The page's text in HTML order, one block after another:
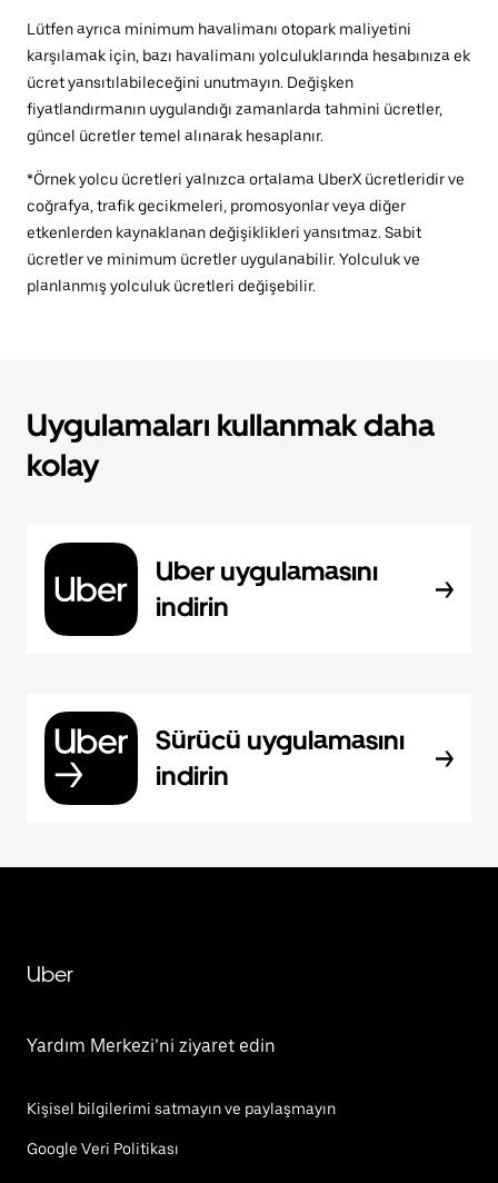
Lütfen ayrıca minimum havalimanı otopark maliyetini
karşılamak için, bazı havalimanı yolculuklarında hesabınıza ek
ücret yansıtılabileceğini unutmayın. Değişken
fiyatlandırmanın uygulandığı zamanlarda tahmini ücretler,
güncel ücretler temel alınarak hesaplanır.
*Örnek yolcu ücretleri yalnızca ortalama UberX ücretleridir ve
coğrafya, trafik gecikmeleri, promosyonlar veya diğer
etkenlerden kaynaklanan değişiklikleri yansıtmaz. Sabit
ücretler ve minimum ücretler uygulanabilir. Yolculuk ve
planlanmış yolculuk ücretleri değişebilir.
Uygulamaları kullanmak daha
kolay
Uber uygulamasını
indirin
Sürücü uygulamasını
indirin
Uber
Yardım Merkezi’ni ziyaret edin
Kişisel bilgilerimi satmayın ve paylaşmayın
Google Veri Politikası